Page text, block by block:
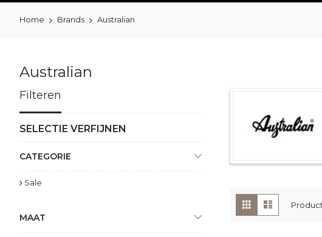
Home Brands Australian
Australian
Tonen
als
Foto-
tabel
Filteren
SELECTIE VERFIJNEN
CATEGORIE
Sale
MAAT